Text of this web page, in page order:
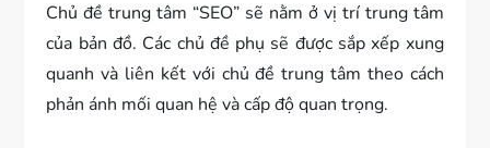
Chủ đề trung tâm “SEO” sẽ nằm ở vị trí trung tâm
của bản đồ. Các chủ đề phụ sẽ được sắp xếp xung
quanh và liên kết với chủ đề trung tâm theo cách
phản ánh mối quan hệ và cấp độ quan trọng.